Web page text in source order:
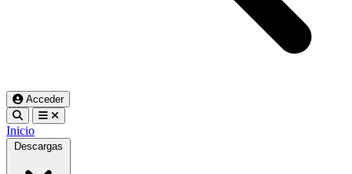
Acceder
Inicio
Descargas